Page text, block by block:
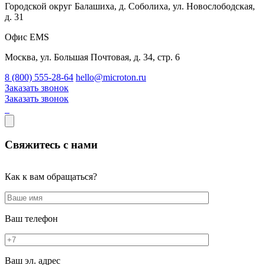
Городской округ Балашиха, д. Соболиха, ул. Новослободская,
д. 31
Офис EMS
Москва, ул. Большая Почтовая, д. 34, стр. 6
8 (800) 555-28-64 hello@microton.ru
Заказать звонок
Заказать звонок
Свяжитесь с нами
Как к вам обращаться?
Ваш телефон
Ваш эл. адрес